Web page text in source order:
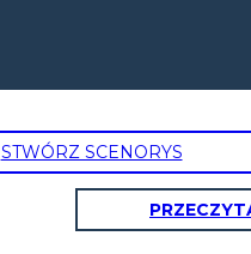
STWÓRZ SCENORYS